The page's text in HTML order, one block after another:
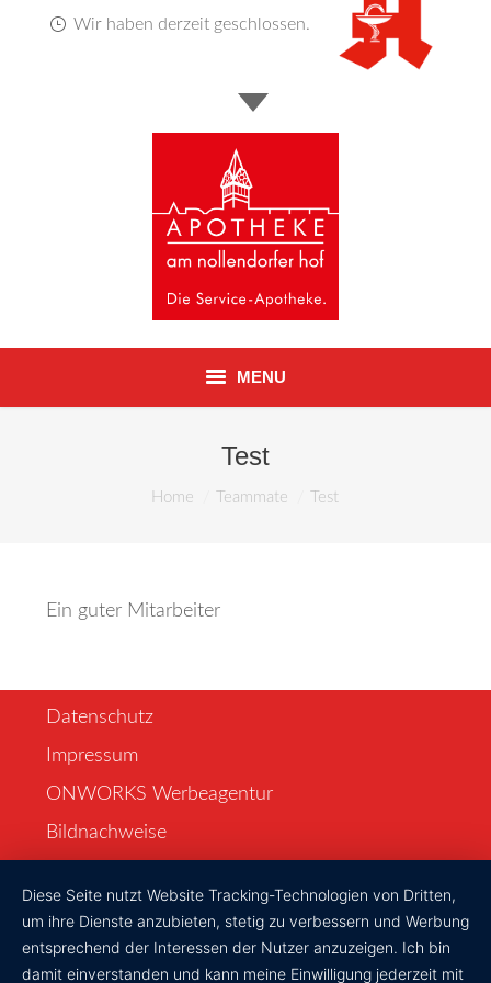
Wir haben derzeit geschlossen.
MENU
Unser Service
Jobs
Über uns
Kontakt
Test
You are here:Home Teammate Test
Ein guter Mitarbeiter
Datenschutz
Impressum
ONWORKS Werbeagentur
Bildnachweise
Diese Seite nutzt Website Tracking-Technologien von Dritten,
um ihre Dienste anzubieten, stetig zu verbessern und Werbung
entsprechend der Interessen der Nutzer anzuzeigen. Ich bin
damit einverstanden und kann meine Einwilligung jederzeit mit